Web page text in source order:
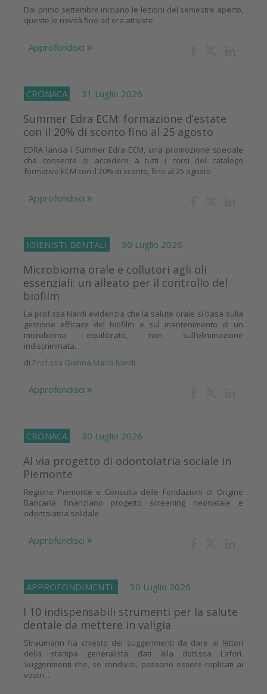
Dal primo settembre iniziano le lezioni del semestre aperto,
queste le novità fino ad ora attivate
Approfondisci
CRONACA 31 Luglio 2026
Summer Edra ECM: formazione d’estate
con il 20% di sconto fino al 25 agosto
EDRA lancia i Summer Edra ECM, una promozione speciale
che consente di accedere a tutti i corsi del catalogo
formativo ECM con il 20% di sconto, fino al 25 agosto
Approfondisci
IGIENISTI DENTALI 30 Luglio 2026
Microbioma orale e collutori agli oli
essenziali: un alleato per il controllo del
biofilm
La prof.ssa Nardi evidenzia che la salute orale si basa sulla
gestione efficace del biofilm e sul mantenimento di un
microbioma equilibrato, non sull’eliminazione
indiscriminata...
di Prof.ssa Gianna Maria Nardi
Approfondisci
CRONACA 30 Luglio 2026
Al via progetto di odontoiatria sociale in
Piemonte
Regione Piemonte e Consulta delle Fondazioni di Origine
Bancaria finanziano progetto screening neonatale e
odontoiatria solidale
Approfondisci
APPROFONDIMENTI 30 Luglio 2026
I 10 indispensabili strumenti per la salute
dentale da mettere in valigia
Straumann ha chiesto dei suggerimenti da dare ai lettori
della stampa generalista dati alla dott.ssa Laforì.
Suggerimenti che, se condivisi, possono essere replicati ai
vostri...